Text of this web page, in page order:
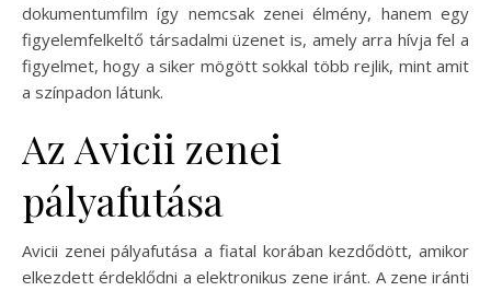
dokumentumfilm így nemcsak zenei élmény, hanem egy
figyelemfelkeltő társadalmi üzenet is, amely arra hívja fel a
figyelmet, hogy a siker mögött sokkal több rejlik, mint amit
a színpadon látunk.
Az Avicii zenei
pályafutása
Avicii zenei pályafutása a fiatal korában kezdődött, amikor
elkezdett érdeklődni a elektronikus zene iránt. A zene iránti